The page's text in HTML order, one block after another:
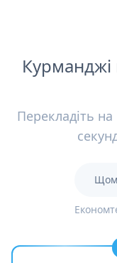
Курманджі
Перекладіть на